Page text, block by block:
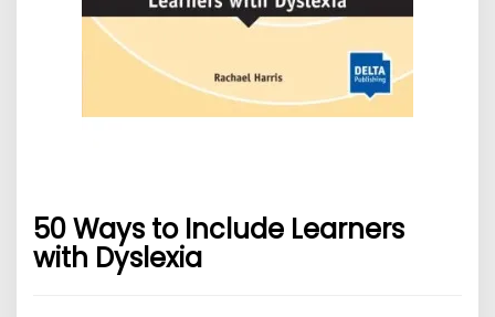
50 Ways to Include Learners
with Dyslexia